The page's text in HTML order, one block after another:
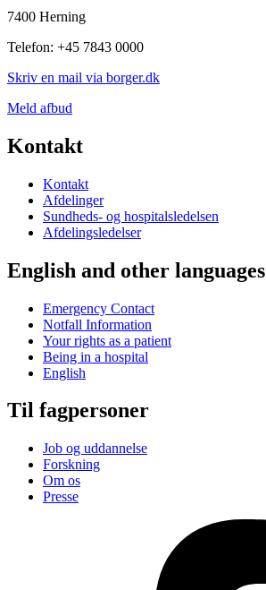
7400 Herning
Telefon: +45 7843 0000
Skriv en mail via borger.dk
Meld afbud
Kontakt
Kontakt
Afdelinger
Sundheds- og hospitalsledelsen
Afdelingsledelser
English and other languages
Emergency Contact
Notfall Information
Your rights as a patient
Being in a hospital
English
Til fagpersoner
Job og uddannelse
Forskning
Om os
Presse